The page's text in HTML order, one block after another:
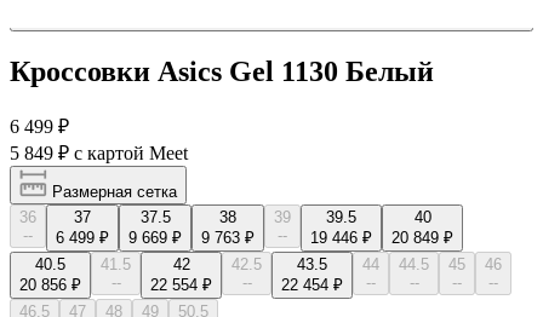
Кроссовки Asics Gel 1130 Белый
6 499 ₽
5 849 ₽ с картой Meet
Размерная сетка
36
--
37
6 499 ₽
37.5
9 669 ₽
38
9 763 ₽
39
--
39.5
19 446 ₽
40
20 849 ₽
40.5
20 856 ₽
41.5
--
42
22 554 ₽
42.5
--
43.5
22 454 ₽
44
--
44.5
--
45
--
46
--
46.5
47
48
49
50.5